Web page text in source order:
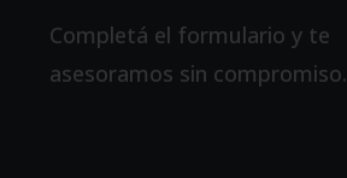
Completá el formulario y te
asesoramos sin compromiso.